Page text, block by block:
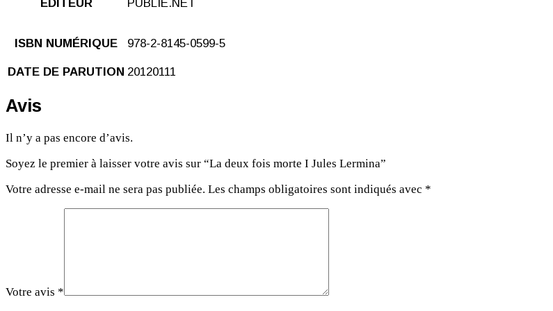
ÉDITEUR PUBLIE.NET
ISBN NUMÉRIQUE 978-2-8145-0599-5
DATE DE PARUTION 20120111
Avis
Il n’y a pas encore d’avis.
Soyez le premier à laisser votre avis sur “La deux fois morte I Jules Lermina”
Votre adresse e-mail ne sera pas publiée. Les champs obligatoires sont indiqués avec *
Votre avis *